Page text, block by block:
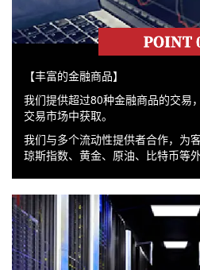
【丰富的金融商品】
我们提供超过80种金融商品的交易
交易市场中获取。
我们与多个流动性提供者合作，为
琼斯指数、黄金、原油、比特币等